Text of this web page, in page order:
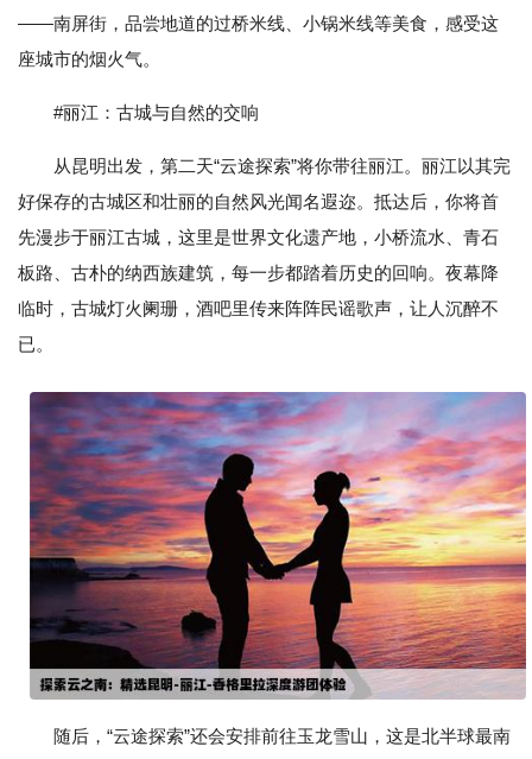
——南屏街，品尝地道的过桥米线、小锅米线等美食，感受这
座城市的烟火气。
#丽江：古城与自然的交响
从昆明出发，第二天“云途探索”将你带往丽江。丽江以其完
好保存的古城区和壮丽的自然风光闻名遐迩。抵达后，你将首
先漫步于丽江古城，这里是世界文化遗产地，小桥流水、青石
板路、古朴的纳西族建筑，每一步都踏着历史的回响。夜幕降
临时，古城灯火阑珊，酒吧里传来阵阵民谣歌声，让人沉醉不
已。
随后，“云途探索”还会安排前往玉龙雪山，这是北半球最南